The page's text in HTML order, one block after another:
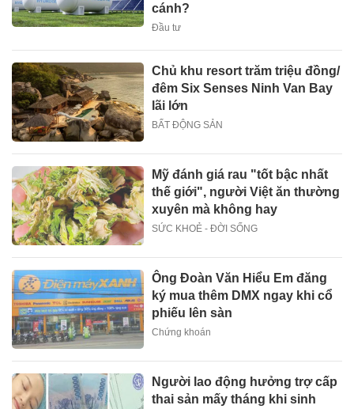
cánh?
Đầu tư
Chủ khu resort trăm triệu đồng/
đêm Six Senses Ninh Van Bay
lãi lớn
BẤT ĐỘNG SẢN
Mỹ đánh giá rau "tốt bậc nhất
thế giới", người Việt ăn thường
xuyên mà không hay
SỨC KHOẺ - ĐỜI SỐNG
Ông Đoàn Văn Hiểu Em đăng
ký mua thêm DMX ngay khi cổ
phiếu lên sàn
Chứng khoán
Người lao động hưởng trợ cấp
thai sản mấy tháng khi sinh